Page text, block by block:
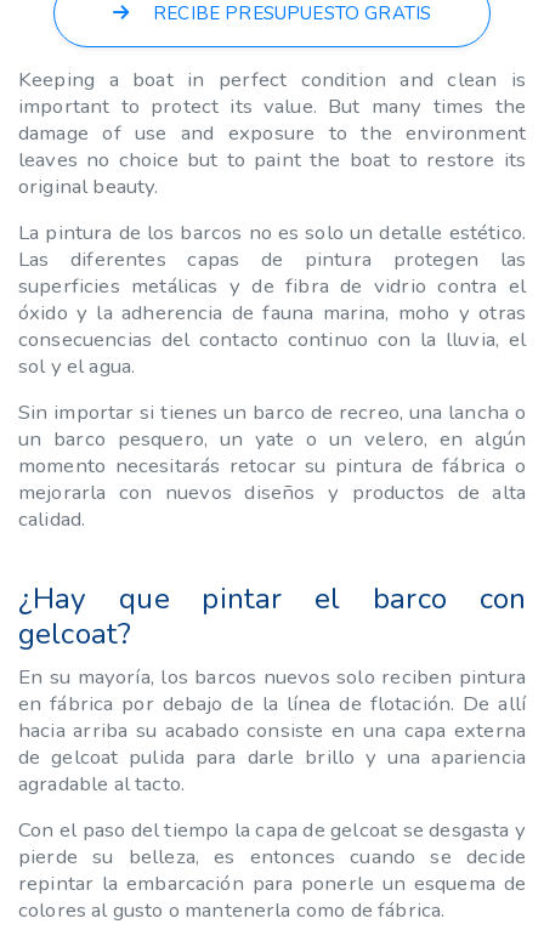
RECIBE PRESUPUESTO GRATIS
Keeping a boat in perfect condition and clean is
important to protect its value. But many times the
damage of use and exposure to the environment
leaves no choice but to paint the boat to restore its
original beauty.
La pintura de los barcos no es solo un detalle estético.
Las diferentes capas de pintura protegen las
superficies metálicas y de fibra de vidrio contra el
óxido y la adherencia de fauna marina, moho y otras
consecuencias del contacto continuo con la lluvia, el
sol y el agua.
Sin importar si tienes un barco de recreo, una lancha o
un barco pesquero, un yate o un velero, en algún
momento necesitarás retocar su pintura de fábrica o
mejorarla con nuevos diseños y productos de alta
calidad.
¿Hay que pintar el barco con
gelcoat?
En su mayoría, los barcos nuevos solo reciben pintura
en fábrica por debajo de la línea de flotación. De allí
hacia arriba su acabado consiste en una capa externa
de gelcoat pulida para darle brillo y una apariencia
agradable al tacto.
Con el paso del tiempo la capa de gelcoat se desgasta y
pierde su belleza, es entonces cuando se decide
repintar la embarcación para ponerle un esquema de
colores al gusto o mantenerla como de fábrica.